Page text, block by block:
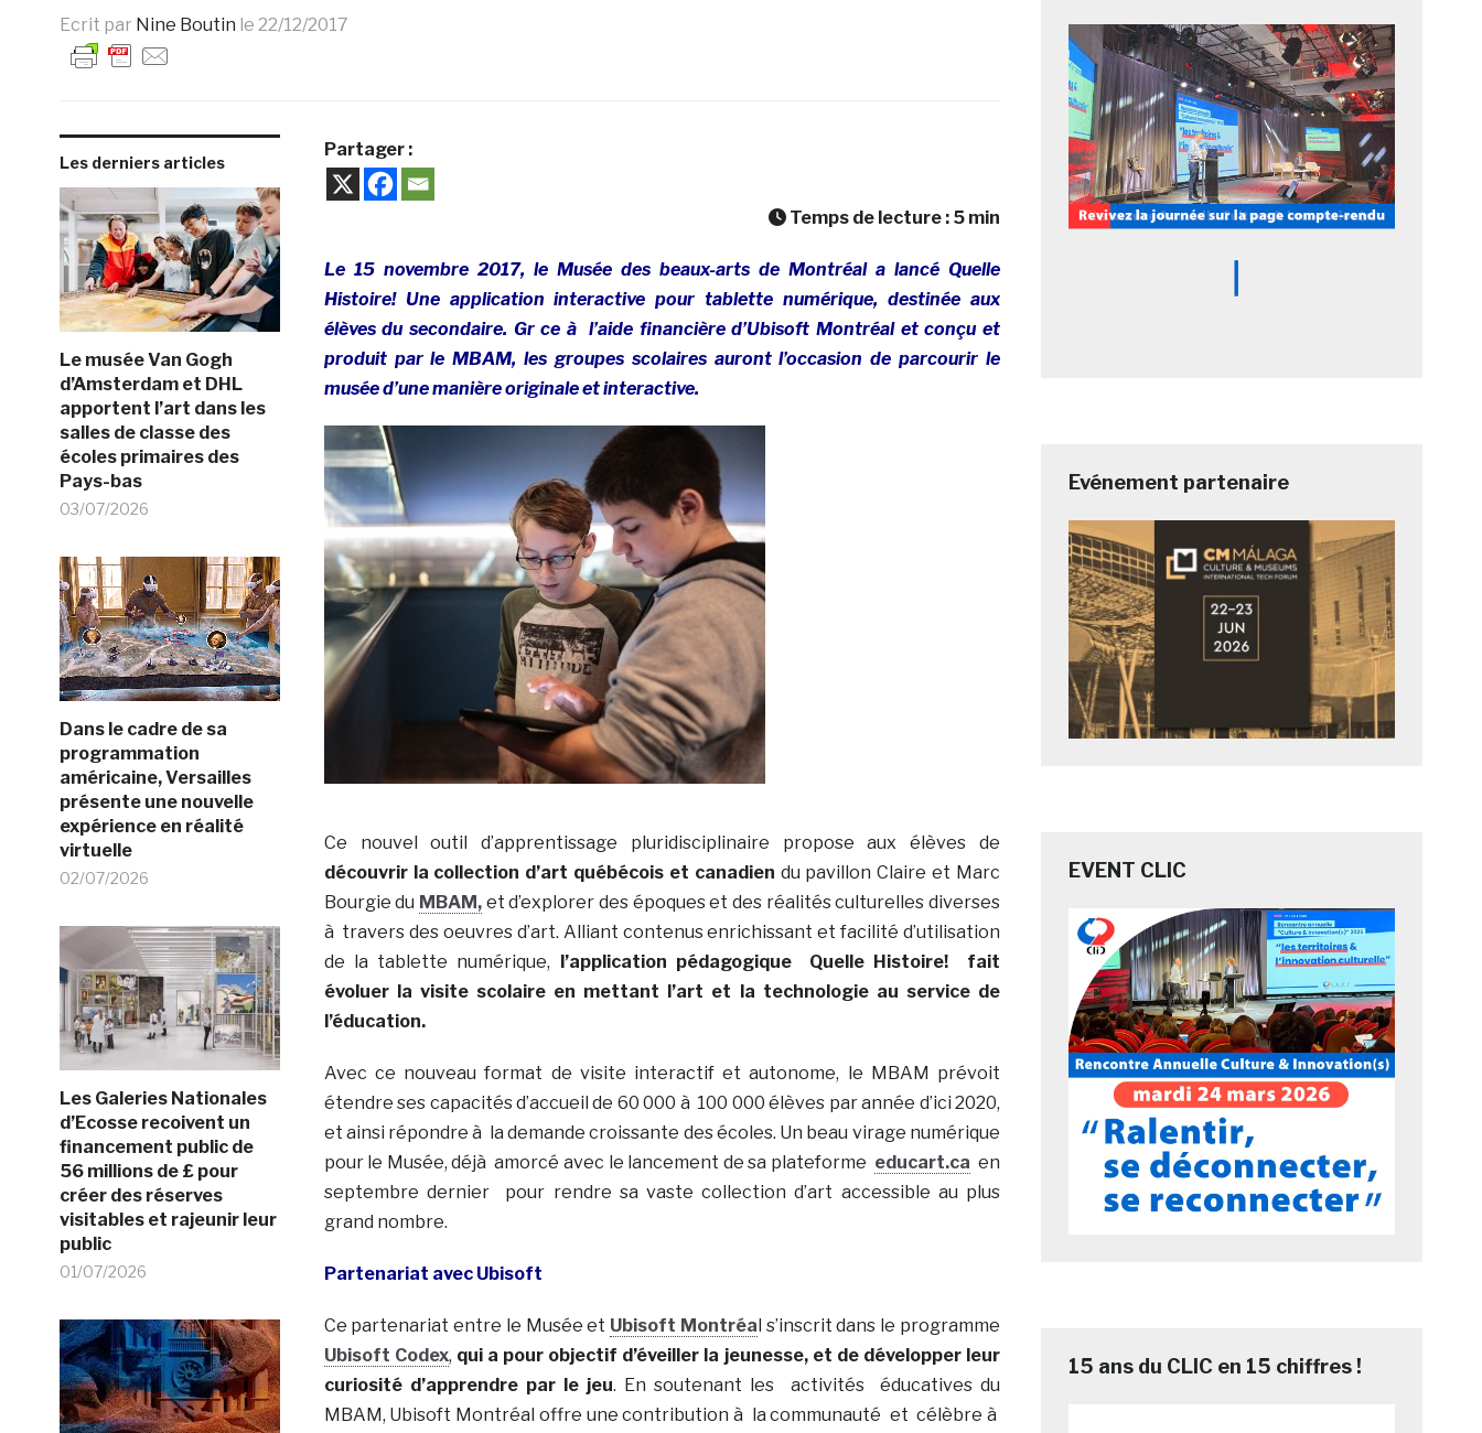
Ecrit par Nine Boutin le 22/12/2017
Les derniers articles
Le musée Van Gogh
d’Amsterdam et DHL
apportent l’art dans les
salles de classe des
écoles primaires des
Pays-bas
03/07/2026
Dans le cadre de sa
programmation
américaine, Versailles
présente une nouvelle
expérience en réalité
virtuelle
02/07/2026
Les Galeries Nationales
d’Ecosse recoivent un
financement public de
56 millions de £ pour
créer des réserves
visitables et rajeunir leur
public
01/07/2026
Partager :
Temps de lecture : 5 min
Le 15 novembre 2017, le Musée des beaux-arts de Montréal a lancé Quelle
Histoire! Une application interactive pour tablette numérique, destinée aux
élèves du secondaire. Gr ce à l’aide financière d’Ubisoft Montréal et conçu et
produit par le MBAM, les groupes scolaires auront l’occasion de parcourir le
musée d’une manière originale et interactive.
Ce nouvel outil d’apprentissage pluridisciplinaire propose aux élèves de
découvrir la collection d’art québécois et canadien du pavillon Claire et Marc
Bourgie du MBAM, et d’explorer des époques et des réalités culturelles diverses
à travers des oeuvres d’art. Alliant contenus enrichissant et facilité d’utilisation
de la tablette numérique, l’application pédagogique Quelle Histoire!
fait
évoluer la visite scolaire en mettant l’art et la technologie au service de
l’éducation.
Avec ce nouveau format de visite interactif et autonome, le MBAM prévoit
étendre ses capacités d’accueil de 60 000 à 100 000 élèves par année d’ici 2020,
et ainsi répondre à la demande croissante des écoles. Un beau virage numérique
pour le Musée, déjà amorcé avec le lancement de sa plateforme educart.ca en
septembre dernier pour rendre sa vaste collection d’art accessible au plus
grand nombre.
Partenariat avec Ubisoft
Ce partenariat entre le Musée et Ubisoft Montréal s’inscrit dans le programme
Ubisoft Codex, qui a pour objectif d’éveiller la jeunesse, et de développer leur
curiosité d’apprendre par le jeu. En soutenant les activités éducatives du
MBAM, Ubisoft Montréal offre une contribution à la communauté et célèbre à
Evénement partenaire
EVENT CLIC
15 ans du CLIC en 15 chiffres !